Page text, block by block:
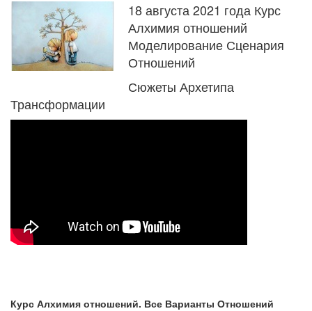
18 августа 2021 года Курс
Алхимия отношений
Моделирование Сценария
Отношений
Сюжеты Архетипа
Трансформации
Курс Алхимия отношений. Все Варианты Отношений